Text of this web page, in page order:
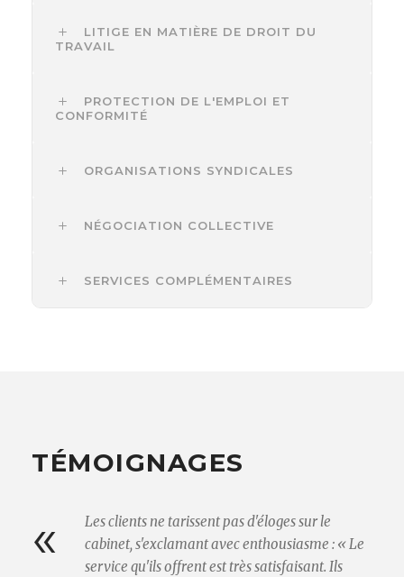
LITIGE EN MATIÈRE DE DROIT DU
TRAVAIL
PROTECTION DE L'EMPLOI ET
CONFORMITÉ
ORGANISATIONS SYNDICALES
NÉGOCIATION COLLECTIVE
SERVICES COMPLÉMENTAIRES
TÉMOIGNAGES
«
Les clients ne tarissent pas d'éloges sur le
cabinet, s'exclamant avec enthousiasme : « Le
service qu'ils offrent est très satisfaisant. Ils